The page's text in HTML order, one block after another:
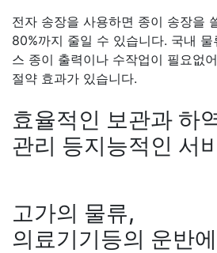
전자 송장을 사용하면 종이 송장을
80%까지 줄일 수 있습니다. 국내
스 종이 출력이나 수작업이 필요없
절약 효과가 있습니다.
효율적인 보관과 하
관리 등지능적인 서
고가의 물류,
의료기기등의 운반